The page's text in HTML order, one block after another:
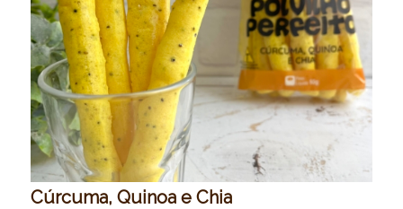
Cúrcuma, Quinoa e Chia